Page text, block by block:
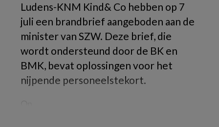
Ludens-KNM Kind& Co hebben op 7
juli een brandbrief aangeboden aan de
minister van SZW. Deze brief, die
wordt ondersteund door de BK en
BMK, bevat oplossingen voor het
nijpende personeelstekort.